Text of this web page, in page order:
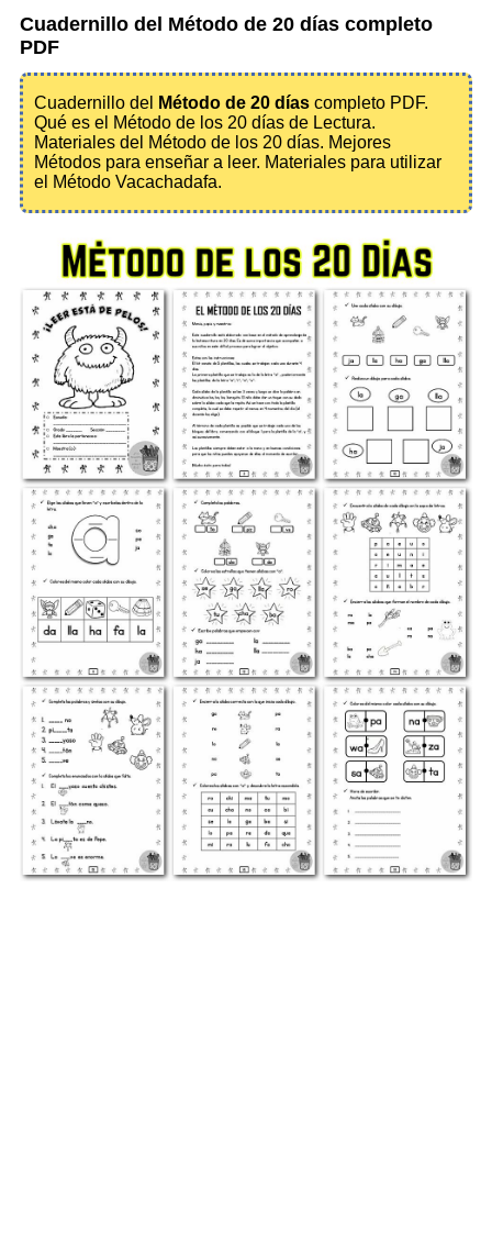
Cuadernillo del Método de 20 días completo
PDF
Cuadernillo del Método de 20 días completo PDF.
Qué es el Método de los 20 días de Lectura.
Materiales del Método de los 20 días. Mejores
Métodos para enseñar a leer. Materiales para utilizar
el Método Vacachadafa.